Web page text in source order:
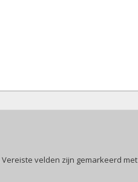
Vereiste velden zijn gemarkeerd met